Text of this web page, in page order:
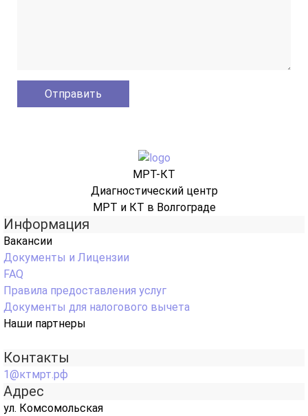
МРТ-КТ
Диагностический центр
МРТ и КТ в Волгограде
Информация
Вакансии
Документы и Лицензии
FAQ
Правила предоставления услуг
Документы для налогового вычета
Наши партнеры
Контакты
1@ктмрт.рф
Адрес
ул. Комсомольская